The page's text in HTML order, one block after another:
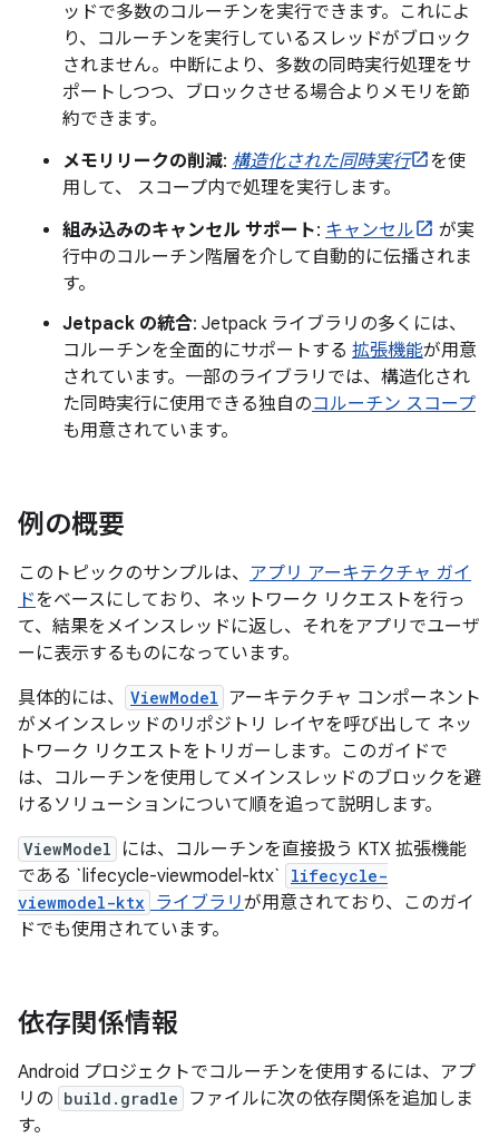
ッドで多数のコルーチンを実行できます。これによ
り、コルーチンを実行しているスレッドがブロック
されません。中断により、多数の同時実行処理をサ
ポートしつつ、ブロックさせる場合よりメモリを節
約できます。
メモリリークの削減: 構造化された同時実行
を使
用して、 スコープ内で処理を実行します。
組み込みのキャンセル サポート: キャンセル
が実
行中のコルーチン階層を介して自動的に伝播されま
す。
Jetpack の統合: Jetpack ライブラリの多くには、
コルーチンを全面的にサポートする 拡張機能が用意
されています。一部のライブラリでは、構造化され
た同時実行に使用できる独自のコルーチン スコープ
も用意されています。
例の概要
このトピックのサンプルは、 アプリ アーキテクチャ ガイ
ドをベースにしており、ネットワーク リクエストを行っ
て、結果をメインスレッドに返し、それをアプリでユーザ
ーに表示するものになっています。
具体的には、
ViewModel アーキテクチャ コンポーネント
がメインスレッドのリポジトリ レイヤを呼び出して ネッ
トワーク リクエストをトリガーします。このガイドで
は、コルーチンを使用してメインスレッドのブロックを避
けるソリューションについて順を追って説明します。
ViewModel
には、コルーチンを直接扱う KTX 拡張機能
である `lifecycle-viewmodel-ktx`
lifecycle-
viewmodel-ktx
ライブラリが用意されており、このガイ
ドでも使用されています。
依存関係情報
Android プロジェクトでコルーチンを使用するには、アプ
リの build.gradle
ファイルに次の依存関係を追加しま
す。